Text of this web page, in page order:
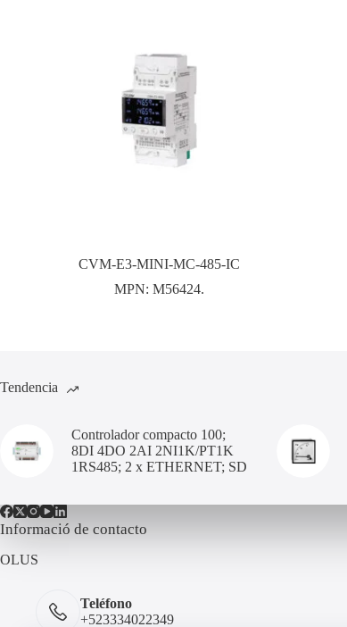
CVM-E3-MINI-MC-485-IC
MPN:M56424.
Tendencia
Controlador compacto 100;
8DI 4DO 2AI 2NI1K/PT1K
1RS485; 2 x ETHERNET; SD
Informació de contacto
OLUS
Teléfono
+523334022349